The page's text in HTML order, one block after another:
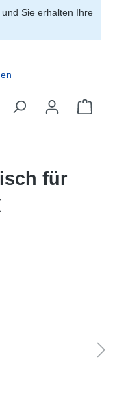
und Sie erhalten Ihre
für